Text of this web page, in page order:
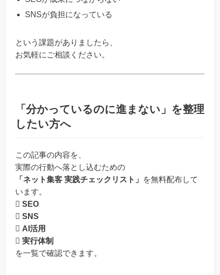
SNSが負担になっている
という課題がありましたら、
お気軽にご相談ください。
「分かっているのに進まない」を整理
したい方へ
この記事の内容を、
実際の行動へ落とし込むための
「ネット集客 実践チェックリスト」
を無料配布して
います。
 SEO
 SNS
 AI活用
 実行体制
を一覧で確認できます。